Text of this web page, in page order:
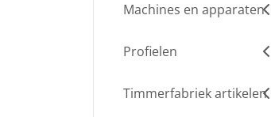
Machines en apparaten
Profielen
Timmerfabriek artikelen